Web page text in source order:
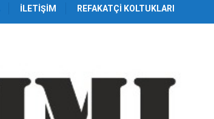
İLETIŞIM REFAKATÇI KOLTUKLARI